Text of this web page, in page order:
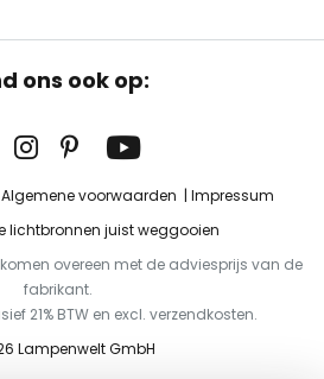
ons ook op:
Algemene voorwaarden
Impressum
lichtbronnen juist weggooien
overeen met de adviesprijs van de
fabrikant.
21% BTW en excl. verzendkosten.
Lampenwelt GmbH